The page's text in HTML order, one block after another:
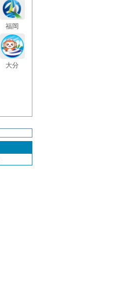
福岡
大分